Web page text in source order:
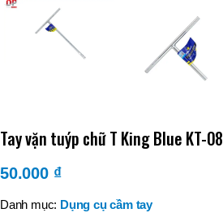
Tay vặn tuýp chữ T King Blue KT-08
50.000 ₫
Danh mục: Dụng cụ cầm tay